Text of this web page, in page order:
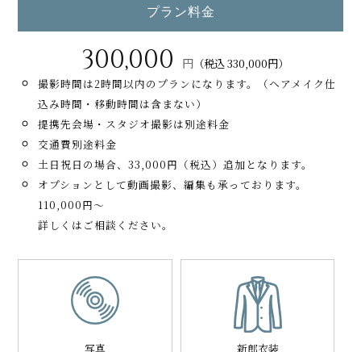
プラン料金
300,000 円（税込 330,000円）
撮影時間は2時間以内のプランになります。（ヘアメイク仕
込み時間・移動時間は含まない）
提携先会場・スタジオ撮影は別途料金
交通費別途料金
土日祝日の場合、33,000円（税込）追加となります。
オプションとして動画撮影、編集も承っております。
110,000円～
詳しくはご相談ください。
写真
新郎衣装